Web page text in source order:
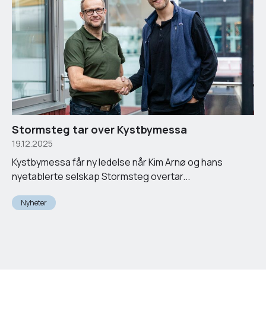
Stormsteg tar over Kystbymessa
19.12.2025
Kystbymessa får ny ledelse når Kim Arnø og hans
nyetablerte selskap Stormsteg overtar...
Nyheter